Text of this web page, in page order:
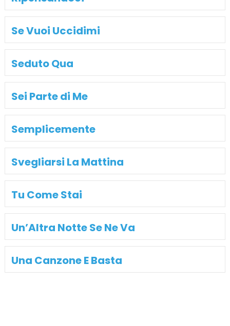
Se Vuoi Uccidimi
Seduto Qua
Sei Parte di Me
Semplicemente
Svegliarsi La Mattina
Tu Come Stai
Un’Altra Notte Se Ne Va
Una Canzone E Basta